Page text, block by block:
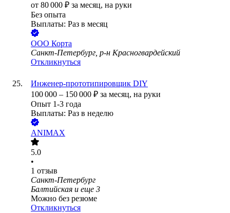
от 80 000 ₽ за месяц, на руки
Без опыта
Выплаты: Раз в месяц
ООО Корта
Санкт-Петербург, р-н Красногвардейский
Откликнуться
Инженер-прототипировщик DIY
100 000 – 150 000 ₽ за месяц, на руки
Опыт 1-3 года
Выплаты: Раз в неделю
ANIMAX
5.0
•
1 отзыв
Санкт-Петербург
Балтийская и еще 3
Можно без резюме
Откликнуться